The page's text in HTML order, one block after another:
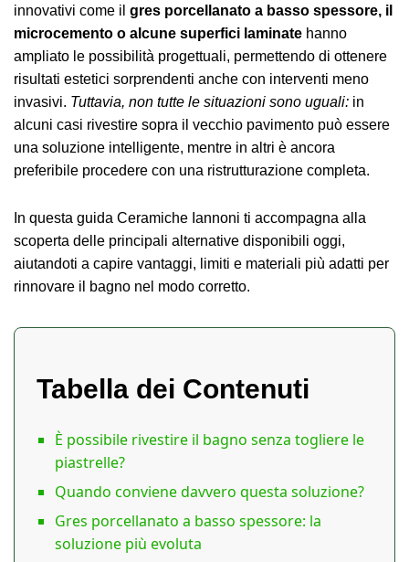
innovativi come il gres porcellanato a basso spessore, il
microcemento o alcune superfici laminate hanno
ampliato le possibilità progettuali, permettendo di ottenere
risultati estetici sorprendenti anche con interventi meno
invasivi. Tuttavia, non tutte le situazioni sono uguali: in
alcuni casi rivestire sopra il vecchio pavimento può essere
una soluzione intelligente, mentre in altri è ancora
preferibile procedere con una ristrutturazione completa.
In questa guida Ceramiche Iannoni ti accompagna alla
scoperta delle principali alternative disponibili oggi,
aiutandoti a capire vantaggi, limiti e materiali più adatti per
rinnovare il bagno nel modo corretto.
Tabella dei Contenuti
È possibile rivestire il bagno senza togliere le
piastrelle?
Quando conviene davvero questa soluzione?
Gres porcellanato a basso spessore: la
soluzione più evoluta